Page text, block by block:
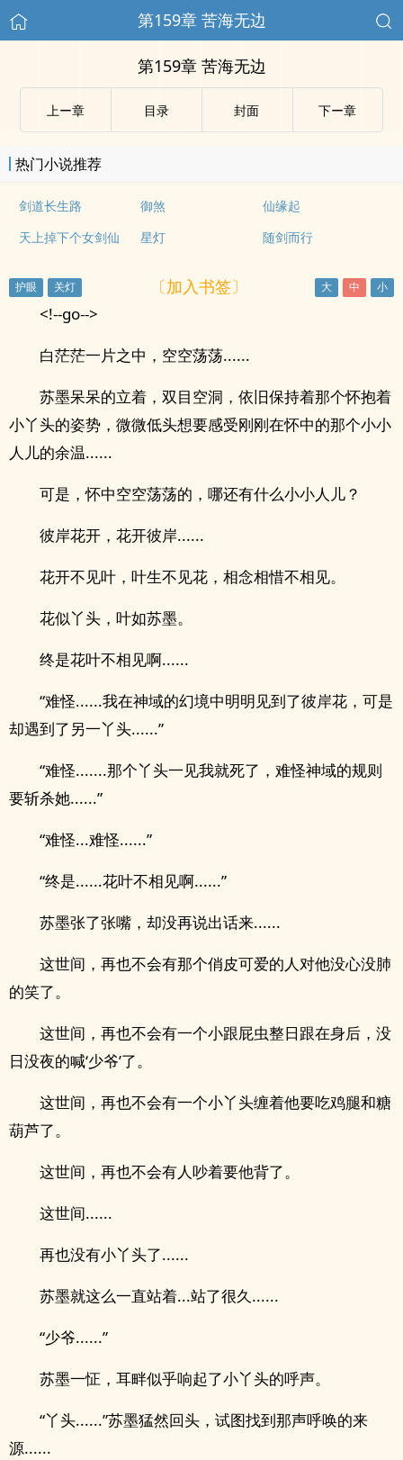
第159章 苦海无边
第159章 苦海无边
上ー章 目录 封面 下ー章
热门小说推荐
剑道长生路 御煞
仙缘起
天上掉下个女剑仙
星灯 随剑而行
〔加入书签〕
<!--go-->
白茫茫一片之中，空空荡荡......
苏墨呆呆的立着，双目空洞，依旧保持着那个怀抱着
小丫头的姿势，微微低头想要感受刚刚在怀中的那个小小
人儿的余温......
可是，怀中空空荡荡的，哪还有什么小小人儿？
彼岸花开，花开彼岸......
花开不见叶，叶生不见花，相念相惜不相见。
花似丫头，叶如苏墨。
终是花叶不相见啊......
“难怪......我在神域的幻境中明明见到了彼岸花，可是
却遇到了另一丫头......”
“难怪.......那个丫头一见我就死了，难怪神域的规则
要斩杀她......”
“难怪...难怪......”
“终是......花叶不相见啊......”
苏墨张了张嘴，却没再说出话来......
这世间，再也不会有那个俏皮可爱的人对他没心没肺
的笑了。
这世间，再也不会有一个小跟屁虫整日跟在身后，没
日没夜的喊‘少爷’了。
这世间，再也不会有一个小丫头缠着他要吃鸡腿和糖
葫芦了。
这世间，再也不会有人吵着要他背了。
这世间......
再也没有小丫头了......
苏墨就这么一直站着...站了很久......
“少爷......”
苏墨一怔，耳畔似乎响起了小丫头的呼声。
“丫头......”苏墨猛然回头，试图找到那声呼唤的来
源......